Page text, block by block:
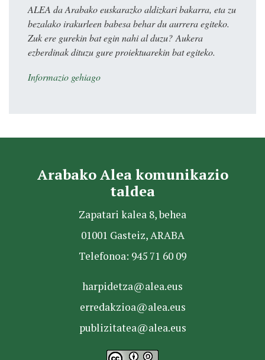
ALEA da Arabako euskarazko aldizkari bakarra, eta zu
bezalako irakurleen babesa behar du aurrera egiteko.
Zuk ere gurekin bat egin nahi al duzu? Aukera
ezberdinak dituzu gure proiektuarekin bat egiteko.
Informazio gehiago
Arabako Alea komunikazio
taldea
Zapatari kalea 8, behea
01001 Gasteiz, ARABA
Telefonoa: 945 71 60 09
harpidetza@alea.eus
erredakzioa@alea.eus
publizitatea@alea.eus